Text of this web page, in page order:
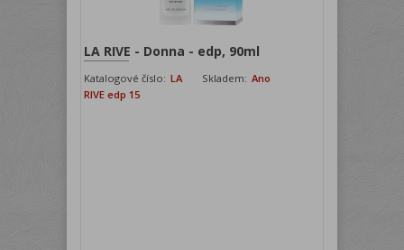
LA RIVE - Donna - edp, 90ml
Katalogové číslo: LA
RIVE edp 15
Skladem: Ano